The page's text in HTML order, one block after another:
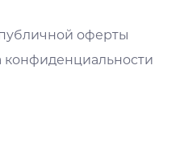
оферты
конфиденциальности